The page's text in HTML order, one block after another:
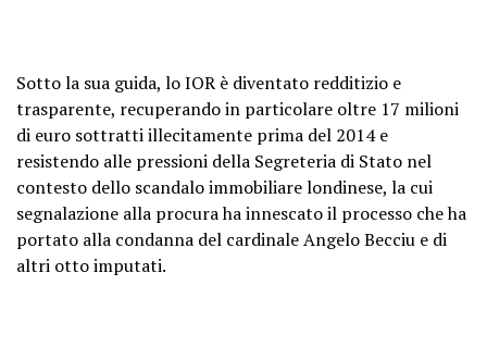
Sotto la sua guida, lo IOR è diventato redditizio e
trasparente, recuperando in particolare oltre 17 milioni
di euro sottratti illecitamente prima del 2014 e
resistendo alle pressioni della Segreteria di Stato nel
contesto dello scandalo immobiliare londinese, la cui
segnalazione alla procura ha innescato il processo che ha
portato alla condanna del cardinale Angelo Becciu e di
altri otto imputati.